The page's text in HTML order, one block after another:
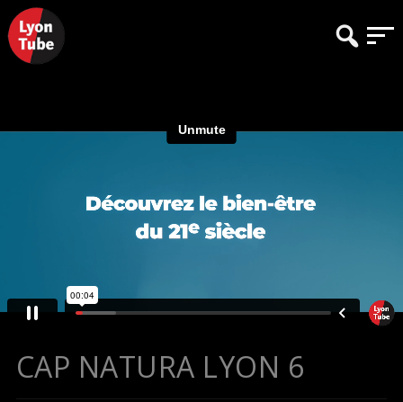
CAP NATURA LYON 6